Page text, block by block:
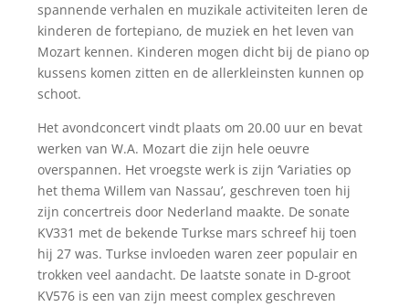
spannende verhalen en muzikale activiteiten leren de
kinderen de fortepiano, de muziek en het leven van
Mozart kennen. Kinderen mogen dicht bij de piano op
kussens komen zitten en de allerkleinsten kunnen op
schoot.
Het avondconcert vindt plaats om 20.00 uur en bevat
werken van W.A. Mozart die zijn hele oeuvre
overspannen. Het vroegste werk is zijn ‘Variaties op
het thema Willem van Nassau’, geschreven toen hij
zijn concertreis door Nederland maakte. De sonate
KV331 met de bekende Turkse mars schreef hij toen
hij 27 was. Turkse invloeden waren zeer populair en
trokken veel aandacht. De laatste sonate in D-groot
KV576 is een van zijn meest complex geschreven